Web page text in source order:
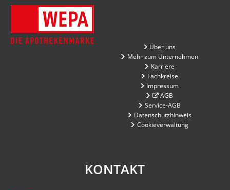
Über uns
Mehr zum Unternehmen
Karriere
Fachkreise
Impressum
AGB
Service-AGB
Datenschutzhinweis
Cookieverwaltung
KONTAKT